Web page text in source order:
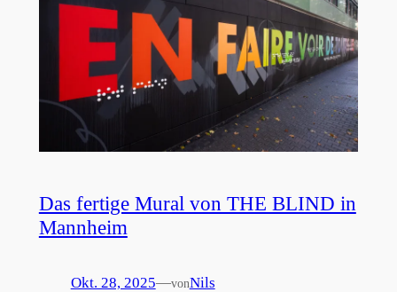
Das fertige Mural von THE BLIND in
Mannheim
Okt. 28, 2025—vonNils